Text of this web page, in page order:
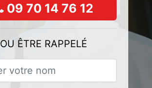
09 70 14 76 12
OU ÊTRE RAPPELÉ